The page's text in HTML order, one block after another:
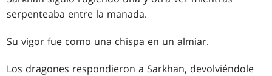
serpenteaba entre la manada.
Su vigor fue como una chispa en un almiar.
Los dragones respondieron a Sarkhan, devolviéndole